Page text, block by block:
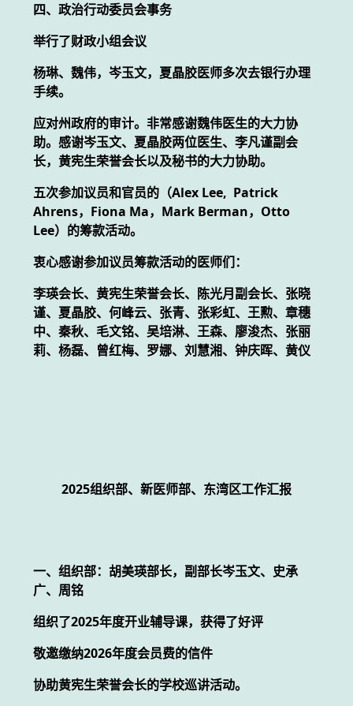
四、政治行动委员会事务
举行了财政小组会议
杨琳、魏伟，岑玉文，夏晶胶医师多次去银行办理
手续。
应对州政府的审计。非常感谢魏伟医生的大力协
助。感谢岑玉文、夏晶胶两位医生、李凡谨副会
长，黄宪生荣誉会长以及秘书的大力协助。
五次参加议员和官员的（Alex Lee, Patrick
Ahrens，Fiona Ma，Mark Berman，Otto
Lee）的筹款活动。
衷心感谢参加议员筹款活动的医师们：
李瑛会长、黄宪生荣誉会长、陈光月副会长、张晓
谨、夏晶胶、何峰云、张青、张彩虹、王勲、章穗
中、秦秋、毛文铭、吴培淋、王森、廖浚杰、张丽
莉、杨磊、曾红梅、罗娜、刘慧湘、钟庆晖、黄仪
2025组织部、新医师部、东湾区工作汇报
一、组织部：胡美瑛部长，副部长岑玉文、史承
广、周铭
组织了2025年度开业辅导课，获得了好评
敬邀缴纳2026年度会员费的信件
协助黄宪生荣誉会长的学校巡讲活动。